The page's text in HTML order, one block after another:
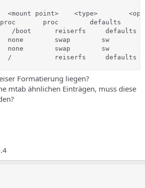
<mount point>    <type>
proc        defaults
/boot      reiserfs
none        swap        sw
none        swap        sw
/           reiserfs
Formatierung liegen?
mtab ähnlichen Einträgen, muss diese